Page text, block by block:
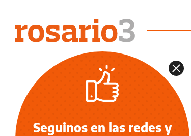
Seguinos en las redes y